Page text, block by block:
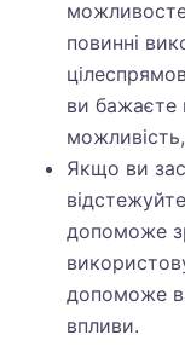
повинні
ви бажаєте
Якщо ви
допоможе
допоможе
впливи.